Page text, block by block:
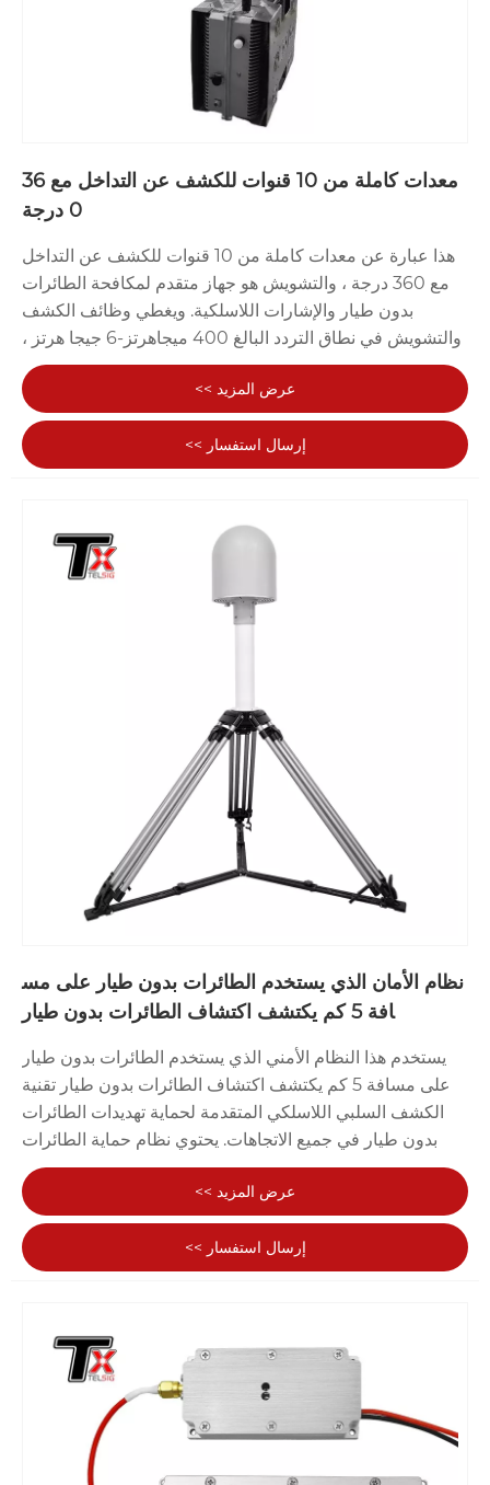
معدات كاملة من 10 قنوات للكشف عن التداخل مع 36
0 درجة
هذا عبارة عن معدات كاملة من 10 قنوات للكشف عن التداخل
مع 360 درجة ، والتشويش هو جهاز متقدم لمكافحة الطائرات
بدون طيار والإشارات اللاسلكية. ويغطي وظائف الكشف
والتشويش في نطاق التردد البالغ 400 ميجاهرتز-6 جيجا هرتز ،
ويدعم 10 قنوات متزامنة. مناسبة لسيناريوهات حماية الأمن ،
مثل المناطق العسكرية للوصول المحدود والأشياء الرئيسية
والأحداث الكبيرة.
عرض المزيد >>
إرسال استفسار >>
نظام الأمان الذي يستخدم الطائرات بدون طيار على مس
افة 5 كم يكتشف اكتشاف الطائرات بدون طيار
يستخدم هذا النظام الأمني ​​الذي يستخدم الطائرات بدون طيار
على مسافة 5 كم يكتشف اكتشاف الطائرات بدون طيار تقنية
الكشف السلبي اللاسلكي المتقدمة لحماية تهديدات الطائرات
بدون طيار في جميع الاتجاهات. يحتوي نظام حماية الطائرات
بدون طيار على طائرات بدون طيار على طائرات بدون طيار
على طلاء طائرات بدون طيار على 360 درجة ، والذي لا يسمح
ليس فقط بالكشف بدقة بدون طيار ، ولكن أيضًا في الوقت
نفسه ، قم بتنفيذ تحذير مبكر ، وتحديد نموذج الطائرة والتواصل
مع نظام المضاد. مناسبة للمشاهد ذات متطلبات السلامة العالية
عرض المزيد >>
إرسال استفسار >>